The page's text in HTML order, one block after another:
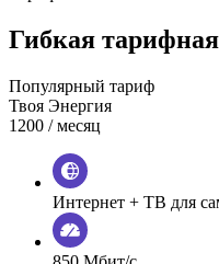
Гибкая
Популярный тариф
Твоя Энергия
1200 / месяц
Интернет + ТВ для